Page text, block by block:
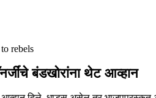
rebels
बंडखोरांना थेट आव्हान